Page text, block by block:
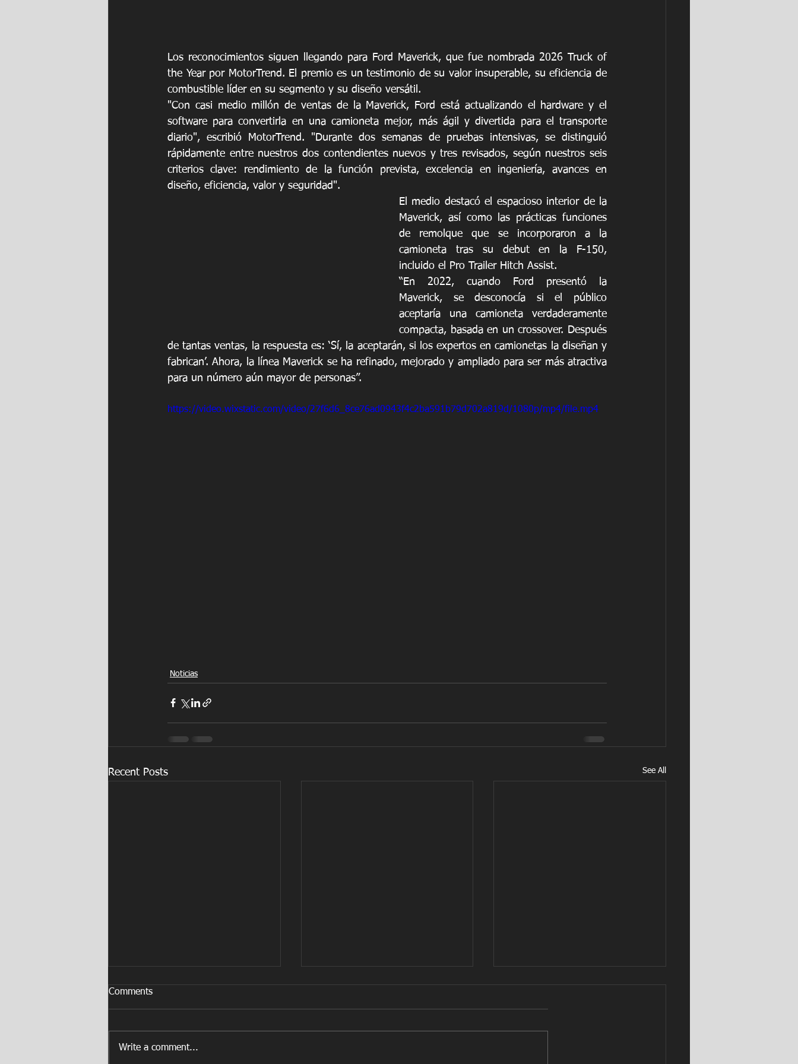
Los reconocimientos siguen llegando para Ford Maverick, que fue nombrada 2026 Truck of
the Year por MotorTrend. El premio es un testimonio de su valor insuperable, su eficiencia de
combustible líder en su segmento y su diseño versátil.
"Con casi medio millón de ventas de la Maverick, Ford está actualizando el hardware y el
software para convertirla en una camioneta mejor, más ágil y divertida para el transporte
diario", escribió MotorTrend. "Durante dos semanas de pruebas intensivas, se distinguió
rápidamente entre nuestros dos contendientes nuevos y tres revisados, según nuestros seis
criterios clave: rendimiento de la función prevista, excelencia en ingeniería, avances en
diseño, eficiencia, valor y seguridad".
El medio destacó el espacioso interior de la
Maverick, así como las prácticas funciones
de remolque que se incorporaron a la
camioneta tras su debut en la F-150,
incluido el Pro Trailer Hitch Assist.
“En 2022, cuando Ford presentó la
Maverick, se desconocía si el público
aceptaría una camioneta verdaderamente
compacta, basada en un crossover. Después
de tantas ventas, la respuesta es: ‘Sí, la aceptarán, si los expertos en camionetas la diseñan y
fabrican’. Ahora, la línea Maverick se ha refinado, mejorado y ampliado para ser más atractiva
para un número aún mayor de personas”.
https://video.wixstatic.com/video/27f6d6_8ce76ad0943f4c2ba591b79d702a819d/1080p/mp4/file.mp4
Noticias
Recent Posts See All
Comments
Write a comment...